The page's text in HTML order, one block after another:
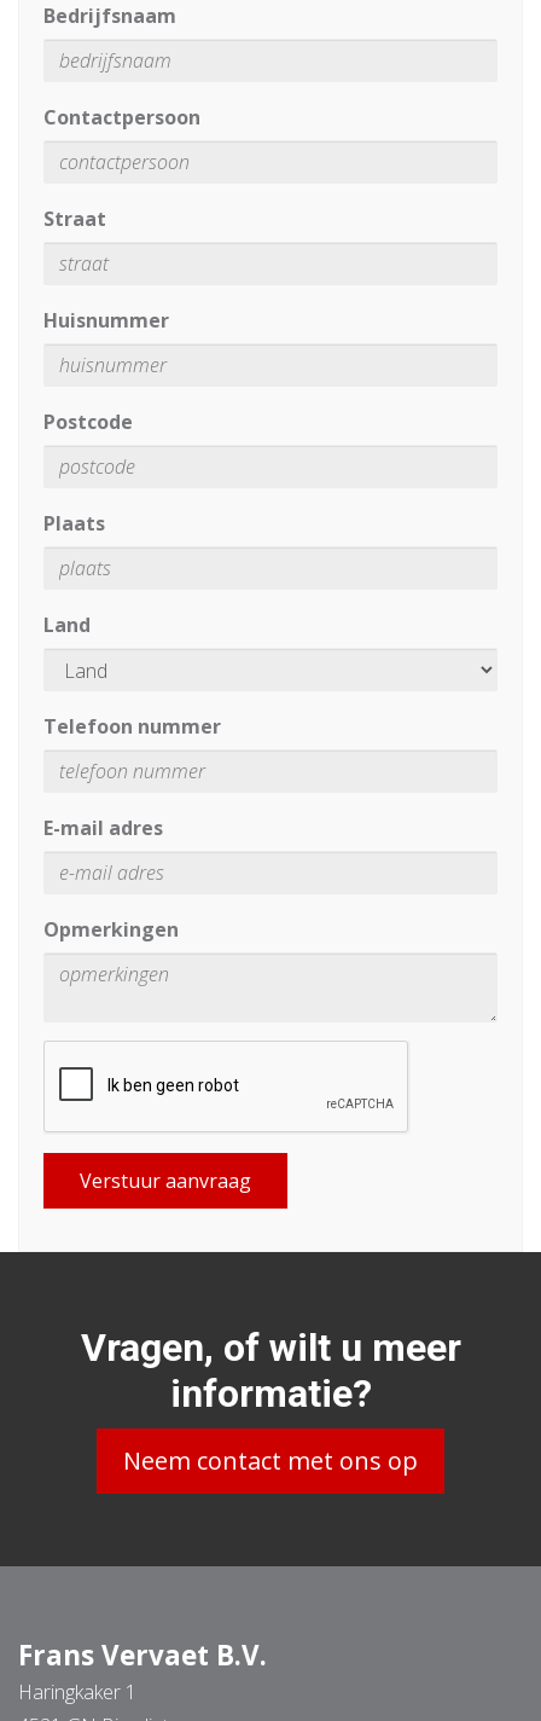
Bedrijfsnaam
Contactpersoon
Straat
Huisnummer
Postcode
Plaats
Land
Telefoon nummer
E-mail adres
Opmerkingen
Verstuur aanvraag
Vragen, of wilt u meer
informatie?
Neem contact met ons op
Frans Vervaet B.V.
Haringkaker 1